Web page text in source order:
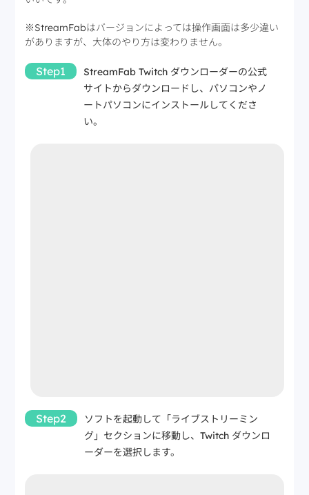
※StreamFabはバージョンによっては操作画面は多少違い
がありますが、大体のやり方は変わりません。
Step1
StreamFab Twitch ダウンローダーの公式
サイトからダウンロードし、パソコンやノ
ートパソコンにインストールしてくださ
い。
Step2
ソフトを起動して「ライブストリーミン
グ」セクションに移動し、Twitch ダウンロ
ーダーを選択します。